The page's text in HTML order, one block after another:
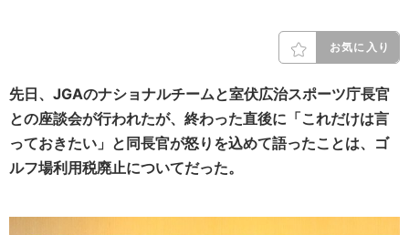
お気に入り
先日、JGAのナショナルチームと室伏広治スポーツ庁長官
との座談会が行われたが、終わった直後に「これだけは言
っておきたい」と同長官が怒りを込めて語ったことは、ゴ
ルフ場利用税廃止についてだった。